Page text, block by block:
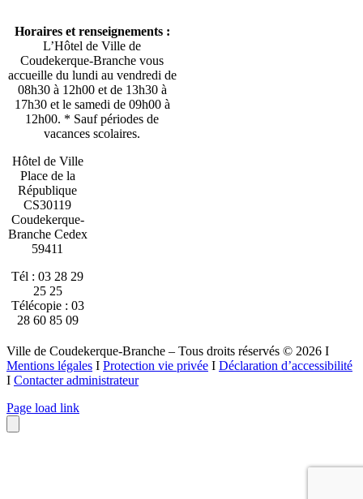
Horaires et renseignements :
L’Hôtel de Ville de
Coudekerque-Branche vous
accueille du lundi au vendredi de
08h30 à 12h00 et de 13h30 à
17h30 et le samedi de 09h00 à
12h00. * Sauf périodes de
vacances scolaires.
Hôtel de Ville
Place de la
République
CS30119
Coudekerque-
Branche Cedex
59411
Tél : 03 28 29
25 25
Télécopie : 03
28 60 85 09
Ville de Coudekerque-Branche – Tous droits réservés © 2026 I
Mentions légales I Protection vie privée I Déclaration d’accessibilité
I Contacter administrateur
Page load link